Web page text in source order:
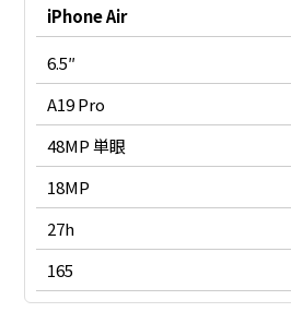
iPhone Air
6.5″
A19 Pro
48MP 単眼
18MP
27h
165